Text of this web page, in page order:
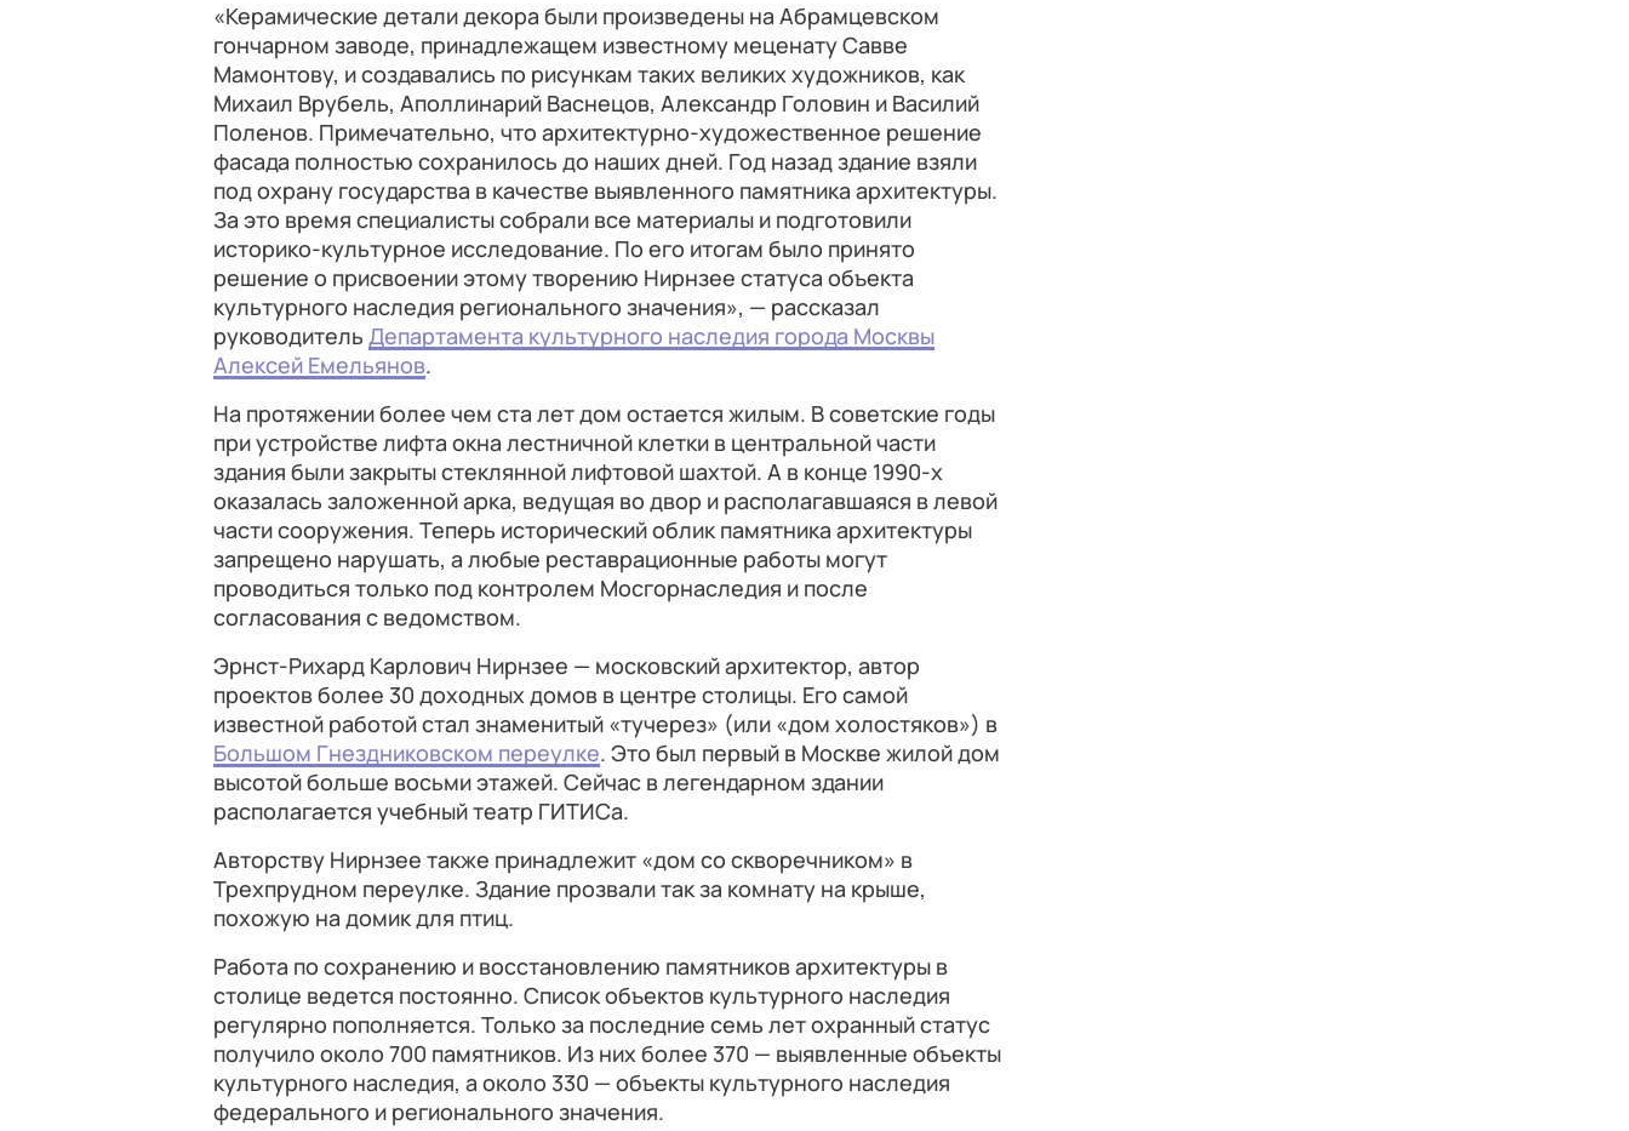
«Керамические детали декора были произведены на Абрамцевском
гончарном заводе, принадлежащем известному меценату Савве
Мамонтову, и создавались по рисункам таких великих художников, как
Михаил Врубель, Аполлинарий Васнецов, Александр Головин и Василий
Поленов. Примечательно, что архитектурно-художественное решение
фасада полностью сохранилось до наших дней. Год назад здание взяли
под охрану государства в качестве выявленного памятника архитектуры.
За это время специалисты собрали все материалы и подготовили
историко-культурное исследование. По его итогам было принято
решение о присвоении этому творению Нирнзее статуса объекта
культурного наследия регионального значения», — рассказал
руководитель Департамента культурного наследия города Москвы
Алексей Емельянов.
На протяжении более чем ста лет дом остается жилым. В советские годы
при устройстве лифта окна лестничной клетки в центральной части
здания были закрыты стеклянной лифтовой шахтой. А в конце 1990-х
оказалась заложенной арка, ведущая во двор и располагавшаяся в левой
части сооружения. Теперь исторический облик памятника архитектуры
запрещено нарушать, а любые реставрационные работы могут
проводиться только под контролем Мосгорнаследия и после
согласования с ведомством.
Эрнст-Рихард Карлович Нирнзее — московский архитектор, автор
проектов более 30 доходных домов в центре столицы. Его самой
известной работой стал знаменитый «тучерез» (или «дом холостяков») в
Большом Гнездниковском переулке. Это был первый в Москве жилой дом
высотой больше восьми этажей. Сейчас в легендарном здании
располагается учебный театр ГИТИСа.
Авторству Нирнзее также принадлежит «дом со скворечником» в
Трехпрудном переулке. Здание прозвали так за комнату на крыше,
похожую на домик для птиц.
Работа по сохранению и восстановлению памятников архитектуры в
столице ведется постоянно. Список объектов культурного наследия
регулярно пополняется. Только за последние семь лет охранный статус
получило около 700 памятников. Из них более 370 — выявленные объекты
культурного наследия, а около 330 — объекты культурного наследия
федерального и регионального значения.